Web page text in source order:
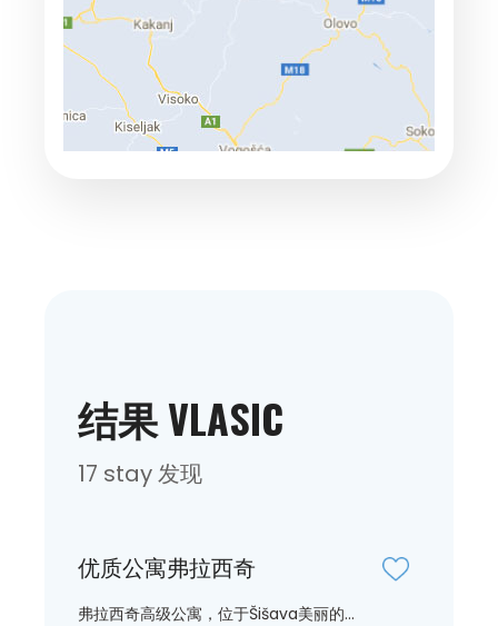
结果 VLASIC
17 stay 发现
优质公寓弗拉西奇
弗拉西奇高级公寓，位于Šišava美丽的...